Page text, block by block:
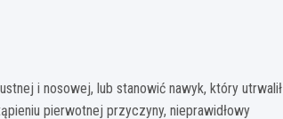
i nosowej, lub stanowić nawyk, który utrwalił
pierwotnej przyczyny, nieprawidłowy